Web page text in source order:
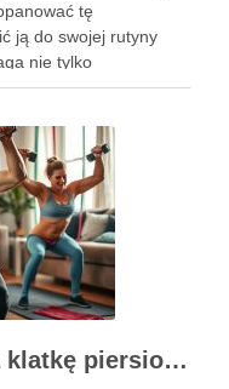
tę
ją do swojej rutyny
nie tylko
formy i
Efektywne ćwiczenia na klatkę piersiową w domu – przewodnik po treningu